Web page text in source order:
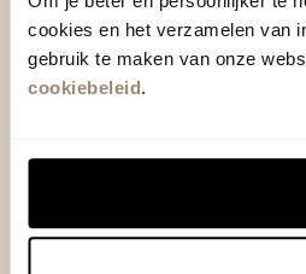
cookies en het verzamelen van
gebruik te maken van onze
cookiebeleid.
Adres & Openingstijden
Klantenservice